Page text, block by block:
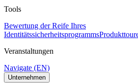
Tools
Bewertung der Reife Ihres
Identitätssicherheitsprogramms
Veranstaltungen
Navigate (EN)
Unternehmen